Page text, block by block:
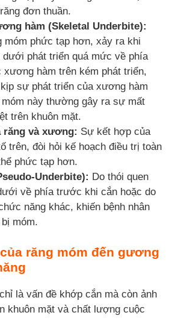
đơn thuần.
hàm (Skeletal Underbite):
móm phức tạp hơn, xảy ra khi
phát triển quá mức về phía
hàm trên kém phát triển,
sự phát triển của xương hàm
này thường gây ra sự mất
trên khuôn mặt.
răng và xương: Sự kết hợp của
trên, đòi hỏi kế hoạch điều trị toàn
phức tạp hơn.
Underbite): Do thói quen
về phía trước khi cắn hoặc do
năng khác, khiến bệnh nhân
móm.
răng móm đến gương
là vấn đề khớp cắn mà còn ảnh
khuôn mặt và chất lượng cuộc